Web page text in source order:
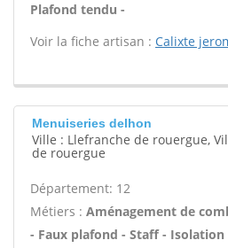
Plafond tendu -
Voir la fiche artisan : Calixte
Menuiseries delhon
Ville : Llefranche de rouergue,
de rouergue
Département: 12
Métiers : Aménagement de
- Faux plafond - Staff - Isolation